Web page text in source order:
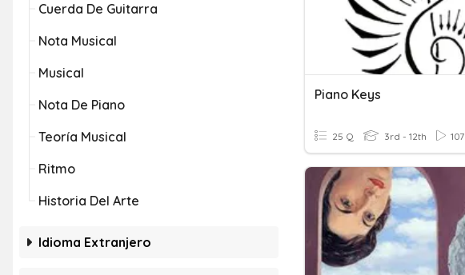
Cuerda De Guitarra
Nota Musical
Musical
Nota De Piano
Teoría Musical
Ritmo
Historia Del Arte
Idioma Extranjero
Piano Keys
25 Q 3rd - 12th 107